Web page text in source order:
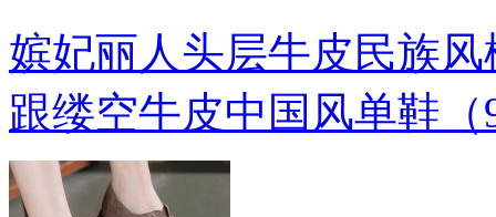
嫔妃丽人头层牛皮民族
跟缕空牛皮中国风单鞋（